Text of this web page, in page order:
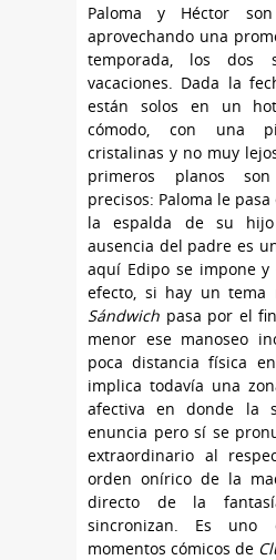
Paloma y Héctor
aprovechando una
temporada, los
vacaciones. Dada la
están solos en un
cómodo, con una
cristalinas y no muy
primeros planos son
precisos: Paloma le
la espalda de su
ausencia del padre es
aquí Edipo se impone y
efecto, si hay un tema
Sándwich pasa por el
menor ese manoseo
poca distancia física
implica todavía una
afectiva en donde la
enuncia pero sí se
extraordinario al
orden onírico de la
directo de la
sincronizan. Es uno
momentos cómicos de